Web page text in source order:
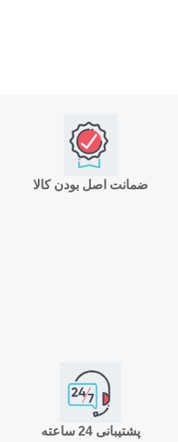
ضمانت اصل بودن کالا
پشتیبانی 24 ساعته